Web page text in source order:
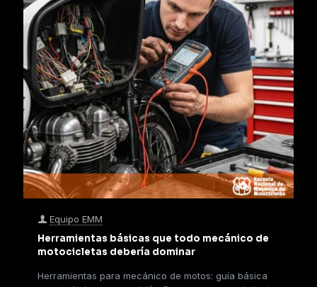
Equipo EMM
Herramientas básicas que todo mecánico de
motocicletas debería dominar
Herramientas para mecánico de motos: guía básica